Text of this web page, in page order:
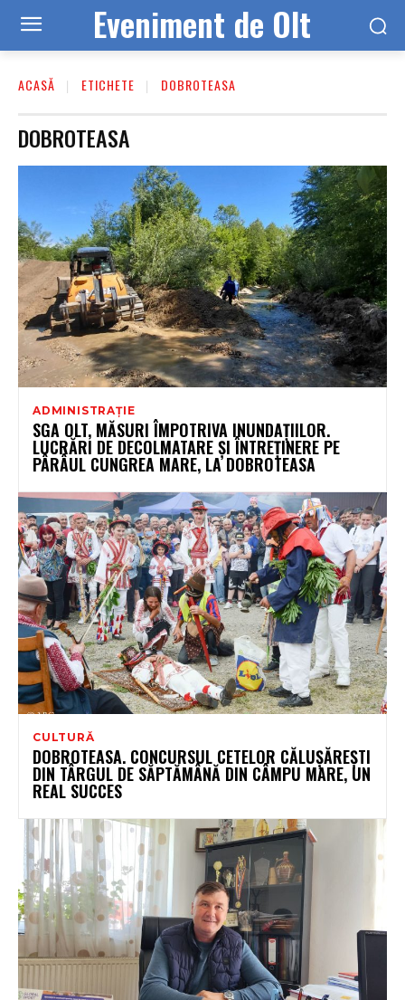
Eveniment de Olt
ACASĂ ETICHETE DOBROTEASA
DOBROTEASA
ADMINISTRAȚIE
SGA OLT, MĂSURI ÎMPOTRIVA INUNDAȚIILOR.
LUCRĂRI DE DECOLMATARE ȘI ÎNTREȚINERE PE
PÂRÂUL CUNGREA MARE, LA DOBROTEASA
CULTURĂ
DOBROTEASA. CONCURSUL CETELOR CĂLUȘĂREȘTI
DIN TÂRGUL DE SĂPTĂMÂNĂ DIN CÂMPU MARE, UN
REAL SUCCES